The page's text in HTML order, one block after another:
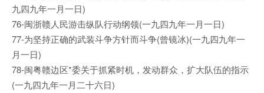
九四九年一月一日)
76-闽浙赣人民游击纵队行动纲领(一九四九年一月一日)
77-为坚持正确的武装斗争方针而斗争(曾镜冰)(一九四九年一
月一日)
78-闽粤赣边区*委关于抓紧时机，发动群众，扩大队伍的指示
(一九四九年一月二十六日)